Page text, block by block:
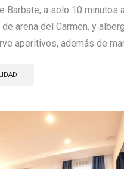
Barbate, a solo 10 minutos
arena del Carmen, y
aperitivos, además de